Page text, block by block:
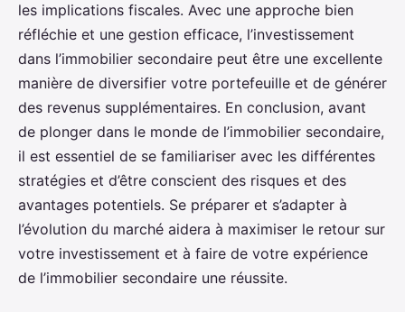
les implications fiscales. Avec une approche bien
réfléchie et une gestion efficace, l’investissement
dans l’immobilier secondaire peut être une excellente
manière de diversifier votre portefeuille et de générer
des revenus supplémentaires. En conclusion, avant
de plonger dans le monde de l’immobilier secondaire,
il est essentiel de se familiariser avec les différentes
stratégies et d’être conscient des risques et des
avantages potentiels. Se préparer et s’adapter à
l’évolution du marché aidera à maximiser le retour sur
votre investissement et à faire de votre expérience
de l’immobilier secondaire une réussite.